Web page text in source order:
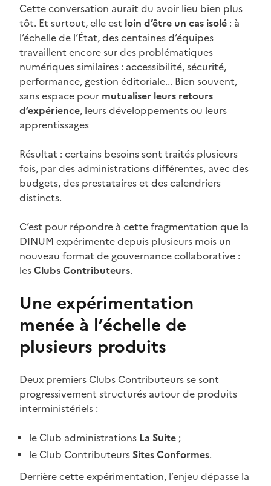
Cette conversation aurait du avoir lieu bien plus
tôt. Et surtout, elle est loin d’être un cas isolé : à
l’échelle de l’État, des centaines d’équipes
travaillent encore sur des problématiques
numériques similaires : accessibilité, sécurité,
performance, gestion éditoriale... Bien souvent,
sans espace pour mutualiser leurs retours
d’expérience, leurs développements ou leurs
apprentissages
Résultat : certains besoins sont traités plusieurs
fois, par des administrations différentes, avec des
budgets, des prestataires et des calendriers
distincts.
C’est pour répondre à cette fragmentation que la
DINUM expérimente depuis plusieurs mois un
nouveau format de gouvernance collaborative :
lesClubs Contributeurs.
Une expérimentation
menée à l’échelle de
plusieurs produits
Deux premiers Clubs Contributeurs se sont
progressivement structurés autour de produits
interministériels :
le Club administrations La Suite ;
le Club Contributeurs Sites Conformes.
Derrière cette expérimentation, l’enjeu dépasse la